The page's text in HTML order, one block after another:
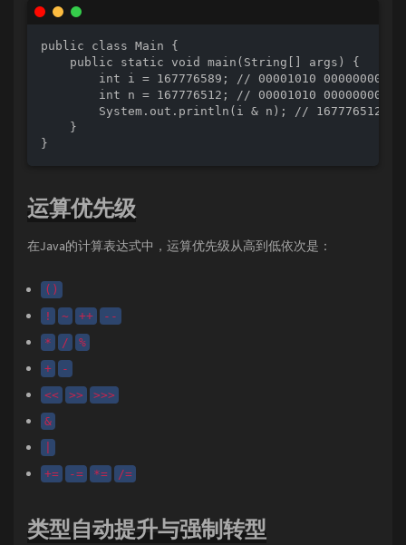
public class Main {
    public static void main(String[] args) {
int i = 167776589; // 00001010 00000000
int n = 167776512; // 00001010 00000000
        System.out.println(i & n); // 167776512
    }
}
运算优先级
在Java的计算表达式中，运算优先级从高到低依次是：
()
!
~ ++
--
*
/
%
+
-
<<
>>
>>>
&
+=
-= *= /=
类型自动提升与强制转型